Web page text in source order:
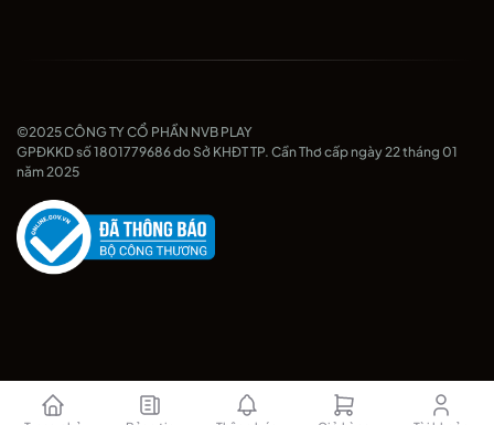
©2025 CÔNG TY CỔ PHẦN NVB PLAY
GPĐKKD số 1801779686 do Sở KHĐT TP. Cần Thơ cấp ngày 22 tháng 01
năm 2025